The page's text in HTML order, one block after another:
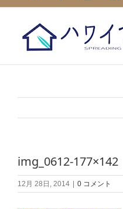
img_0612-177×142
12月 28日, 2014 0 コメント